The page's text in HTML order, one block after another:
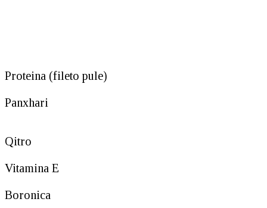
Proteina (fileto pule)
Panxhari
Qitro
Vitamina E
Boronica